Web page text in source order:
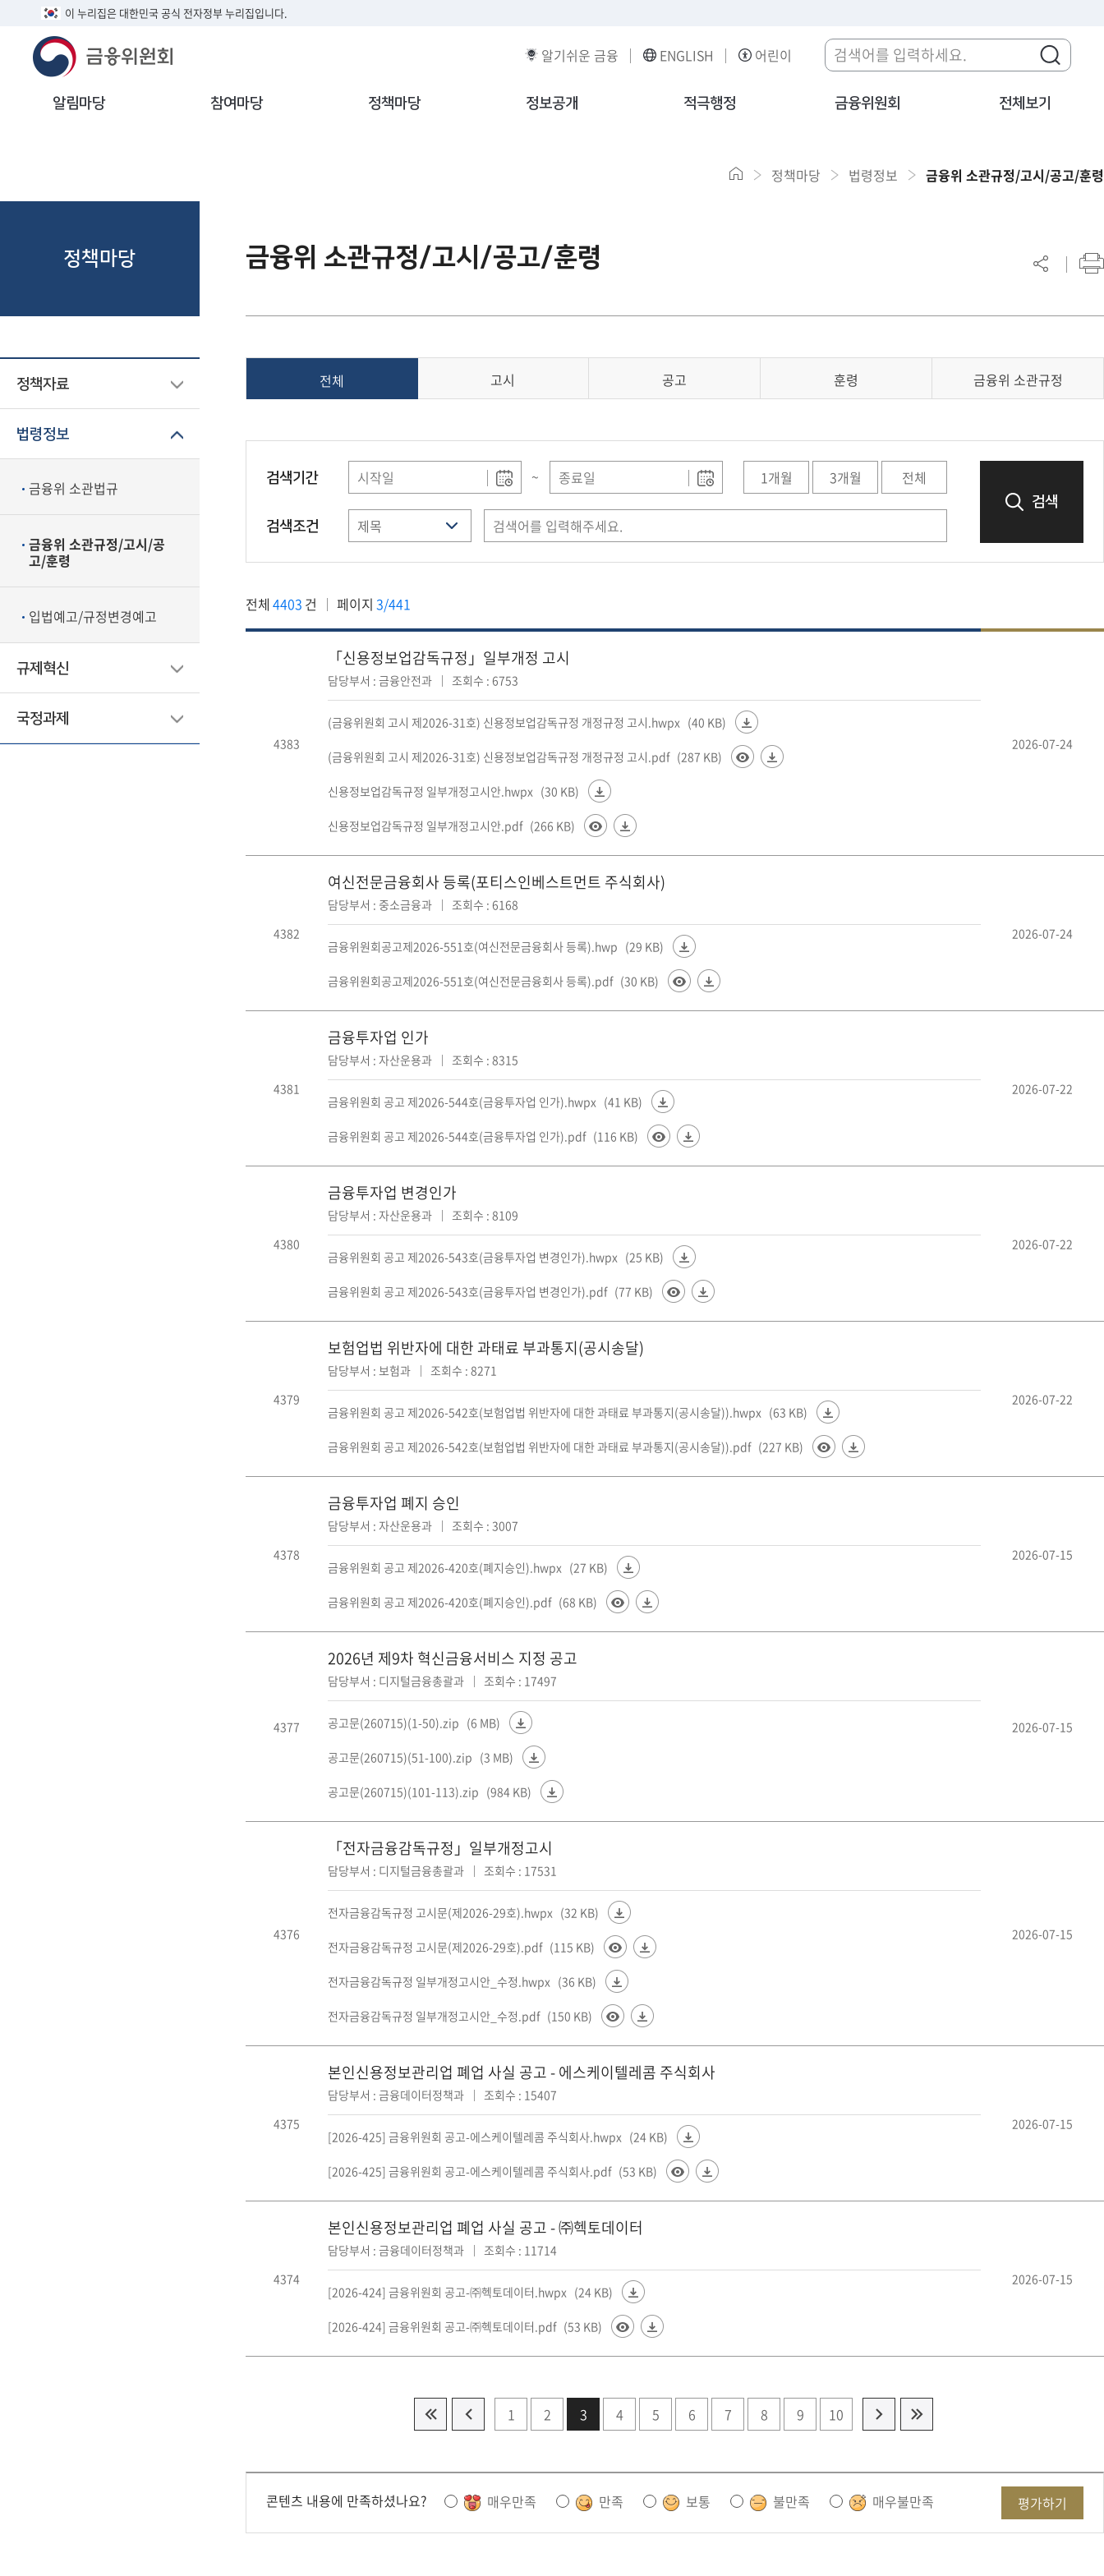
이 누리집은 대한민국 공식 전자정부 누리집입니다.
알기쉬운 금융 ENGLISH 어린이
알림마당 참여마당 정책마당 정보공개 적극행정 금융위원회 전체보기
정책마당
정책자료
법령정보
금융위 소관법규
금융위 소관규정/고시/공
고/훈령
입법예고/규정변경예고
규제혁신
국정과제
정책마당 법령정보 금융위 소관규정/고시/공고/훈령
금융위 소관규정/고시/공고/훈령
전체 고시 공고 훈령 금융위 소관규정
검색기간 ~ 1개월 3개월 전체
검색조건
검색
전체 4403 건 페이지 3/441
4383
「신용정보업감독규정」일부개정 고시
담당부서 : 금융안전과 조회수 : 6753
(금융위원회 고시 제2026-31호) 신용정보업감독규정 개정규정 고시.hwpx (40 KB)
(금융위원회 고시 제2026-31호) 신용정보업감독규정 개정규정 고시.pdf (287 KB)
신용정보업감독규정 일부개정고시안.hwpx (30 KB)
신용정보업감독규정 일부개정고시안.pdf (266 KB)
2026-07-24
4382
여신전문금융회사 등록(포티스인베스트먼트 주식회사)
담당부서 : 중소금융과 조회수 : 6168
금융위원회공고제2026-551호(여신전문금융회사 등록).hwp (29 KB)
금융위원회공고제2026-551호(여신전문금융회사 등록).pdf (30 KB)
2026-07-24
4381
금융투자업 인가
담당부서 : 자산운용과 조회수 : 8315
금융위원회 공고 제2026-544호(금융투자업 인가).hwpx (41 KB)
금융위원회 공고 제2026-544호(금융투자업 인가).pdf (116 KB)
2026-07-22
4380
금융투자업 변경인가
담당부서 : 자산운용과 조회수 : 8109
금융위원회 공고 제2026-543호(금융투자업 변경인가).hwpx (25 KB)
금융위원회 공고 제2026-543호(금융투자업 변경인가).pdf (77 KB)
2026-07-22
4379
보험업법 위반자에 대한 과태료 부과통지(공시송달)
담당부서 : 보험과 조회수 : 8271
금융위원회 공고 제2026-542호(보험업법 위반자에 대한 과태료 부과통지(공시송달)).hwpx (63 KB)
금융위원회 공고 제2026-542호(보험업법 위반자에 대한 과태료 부과통지(공시송달)).pdf (227 KB)
2026-07-22
4378
금융투자업 폐지 승인
담당부서 : 자산운용과 조회수 : 3007
금융위원회 공고 제2026-420호(폐지승인).hwpx (27 KB)
금융위원회 공고 제2026-420호(폐지승인).pdf (68 KB)
2026-07-15
4377
2026년 제9차 혁신금융서비스 지정 공고
담당부서 : 디지털금융총괄과 조회수 : 17497
공고문(260715)(1-50).zip (6 MB)
공고문(260715)(51-100).zip (3 MB)
공고문(260715)(101-113).zip (984 KB)
2026-07-15
4376
「전자금융감독규정」일부개정고시
담당부서 : 디지털금융총괄과 조회수 : 17531
전자금융감독규정 고시문(제2026-29호).hwpx (32 KB)
전자금융감독규정 고시문(제2026-29호).pdf (115 KB)
전자금융감독규정 일부개정고시안_수정.hwpx (36 KB)
전자금융감독규정 일부개정고시안_수정.pdf (150 KB)
2026-07-15
4375
본인신용정보관리업 폐업 사실 공고 - 에스케이텔레콤 주식회사
담당부서 : 금융데이터정책과 조회수 : 15407
[2026-425] 금융위원회 공고-에스케이텔레콤 주식회사.hwpx (24 KB)
[2026-425] 금융위원회 공고-에스케이텔레콤 주식회사.pdf (53 KB)
2026-07-15
4374
본인신용정보관리업 폐업 사실 공고 - ㈜헥토데이터
담당부서 : 금융데이터정책과 조회수 : 11714
[2026-424] 금융위원회 공고-㈜헥토데이터.hwpx (24 KB)
[2026-424] 금융위원회 공고-㈜헥토데이터.pdf (53 KB)
2026-07-15
1 2 3 4 5 6 7 8 9 10
콘텐츠 내용에 만족하셨나요? 매우만족 만족 보통 불만족 매우불만족 평가하기